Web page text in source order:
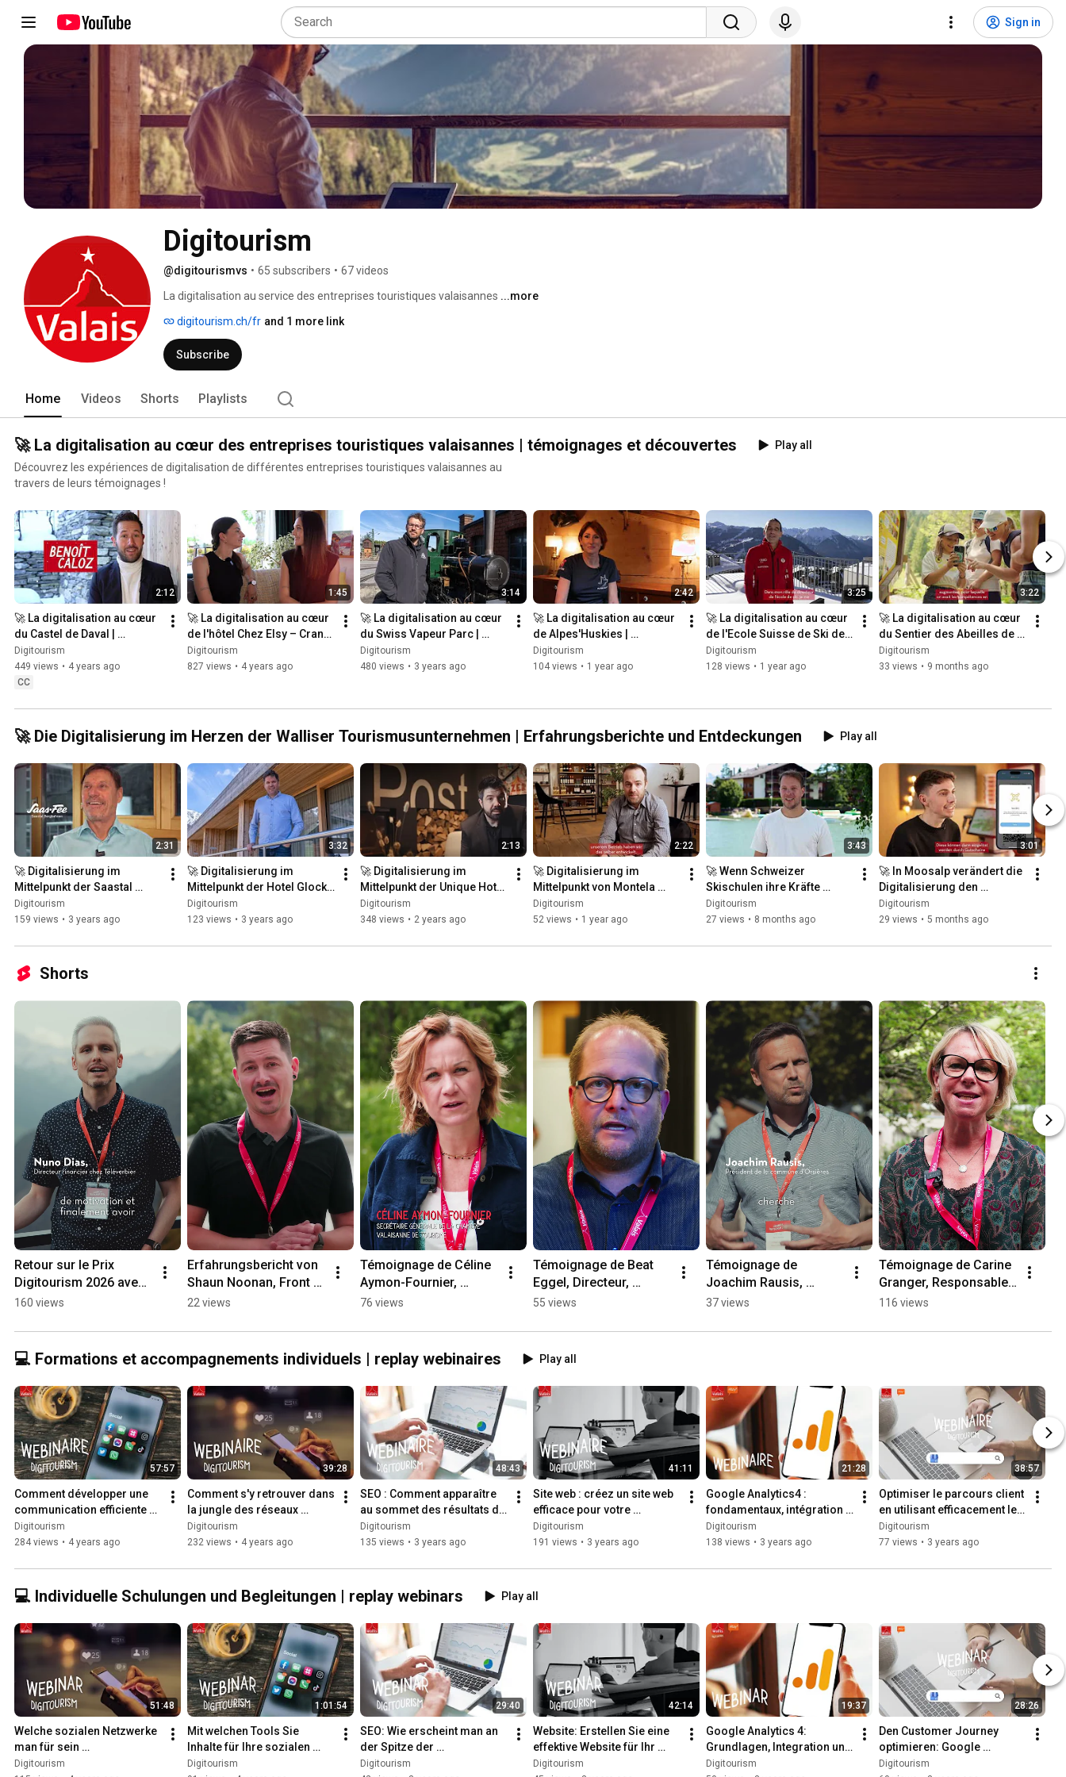
Sign in
Digitourism
@digitourismvs • 65 subscribers • 67 videos
La digitalisation au service des entreprises touristiques valaisannes ...more
digitourism.ch/fr and 1 more link
Subscribe
Home Videos Shorts Playlists
🚀 La digitalisation au cœur des entreprises touristiques valaisannes | témoignages et découvertes
Play all
Découvrez les expériences de digitalisation de différentes entreprises touristiques valaisannes au
travers de leurs témoignages !
2:12
🚀 La digitalisation au cœur
du Castel de Daval |
Digitourism
Digitourism
449 views • 4 years ago
CC
1:45
🚀 La digitalisation au cœur
de l'hôtel Chez Elsy – Crans-
Sapins | Digitourism
Digitourism
827 views • 4 years ago
3:14
🚀 La digitalisation au cœur
du Swiss Vapeur Parc |
Digitourism
Digitourism
480 views • 3 years ago
2:42
🚀 La digitalisation au cœur
de Alpes'Huskies |
Digitourism
Digitourism
104 views • 1 year ago
3:25
🚀 La digitalisation au cœur
de l'Ecole Suisse de Ski de
Verbier | Digitourism
Digitourism
128 views • 1 year ago
3:22
🚀 La digitalisation au cœur
du Sentier des Abeilles de
Morgins | Digitourism
Digitourism
33 views • 9 months ago
🚀 Die Digitalisierung im Herzen der Walliser Tourismusunternehmen | Erfahrungsberichte und Entdeckungen Play all
2:31
🚀 Digitalisierung im
Mittelpunkt der Saastal
Bergbahnen | Digitourism
Digitourism
159 views • 3 years ago
3:32
🚀 Digitalisierung im
Mittelpunkt der Hotel Glocke
| Digitourism
Digitourism
123 views • 3 years ago
2:13
🚀 Digitalisierung im
Mittelpunkt der Unique Hotel
Post | Digitourism
Digitourism
348 views • 2 years ago
2:22
🚀 Digitalisierung im
Mittelpunkt von Montela
Hotel & Resort
Digitourism
52 views • 1 year ago
3:43
🚀 Wenn Schweizer
Skischulen ihre Kräfte
bündeln, um die digitale
Transformation
Digitourism
27 views • 8 months ago
3:01
🚀 In Moosalp verändert die
Digitalisierung den
touristischen Empfang |
Digitourism
Digitourism
29 views • 5 months ago
Shorts
Retour sur le Prix
Digitourism 2026 avec
le témoignage de Nuno
160 views
Erfahrungsbericht von
Shaun Noonan, Front
Office Manager, Hotel
22 views
Témoignage de Céline
Aymon-Fournier,
Secrétaire générale,
tourisme
76 views
Témoignage de Beat
Eggel, Directeur,
Association hôtelière
55 views
Témoignage de
Joachim Rausis,
Président de la
37 views
Témoignage de Carine
Granger, Responsable
Marketing & RH au
116 views
💻 Formations et accompagnements individuels | replay webinaires Play all
57:57
Comment développer une
communication efficiente
sur les réseaux sociaux ? |
Webinaire
Digitourism
284 views • 4 years ago
39:28
Comment s'y retrouver dans
la jungle des réseaux
sociaux ? | Webinaire
Digitourism
232 views • 4 years ago
48:43
SEO : Comment apparaître
au sommet des résultats de
recherche ? | Webinaire
Digitourism
135 views • 3 years ago
41:11
Site web : créez un site web
efficace pour votre
entreprise touristique |
Webinaire
Digitourism
191 views • 3 years ago
21:28
Google Analytics4 :
fondamentaux, intégration
et connectivité pour des
Insights avancées |
Digitourism
138 views • 3 years ago
38:57
Optimiser le parcours client
en utilisant efficacement les
profils d'entreprise Google
Digitourism
77 views • 3 years ago
💻 Individuelle Schulungen und Begleitungen | replay webinars Play all
51:48
Welche sozialen Netzwerke
man für sein
Tourismusunternehmen
Digitourism
1:01:54
Mit welchen Tools Sie
Inhalte für Ihre sozialen
Netzwerke erstellen können
Digitourism
29:40
SEO: Wie erscheint man an
der Spitze der
Suchergebnisse? | Webinar
Digitourism
42:14
Website: Erstellen Sie eine
effektive Website für Ihr
Tourismusunternehmen |
Digitourism
19:37
Google Analytics 4:
Grundlagen, Integration und
Konnektivität für erweiterte
Digitourism
28:26
Den Customer Journey
optimieren: Google
Unternehmensprofile
Digitourism